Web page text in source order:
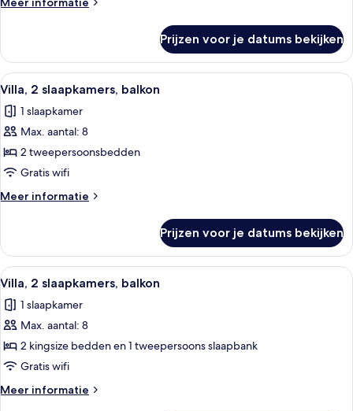
1
slaapkamer
Prijzen voor je datums bekijken
Alle
foto's
voor
Villa,
2
slaapkamers,
balkon
laden
Hotelkamer met een eettafel, rode
5
Villa, 2 slaapkamers, balkon
1 slaapkamer
Max. aantal: 8
2 tweepersoonsbedden
Gratis wifi
Meer informatie
Meer
2
slaapkamers,
balkon
Prijzen voor je datums bekijken
Alle
foto's
voor
Villa,
2
slaapkamers,
balkon
laden
Hotelkamer met een eettafel, rode
7
Villa, 2 slaapkamers, balkon
1 slaapkamer
Max. aantal: 8
2 kingsize bedden en 1 tweepersoons slaapbank
Gratis wifi
Meer informatie
Meer